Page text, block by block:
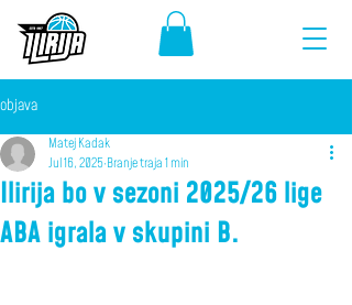
objava
Ilirija bo v sezoni 2025/26 lige
ABA igrala v skupini B.
Matej Kadak
Jul 16, 2025 Branje traja 1 min